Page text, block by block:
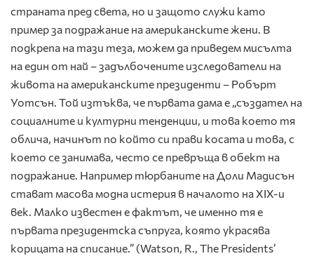
страната пред света, но и защото служи като
пример за подражание на американските жени. В
подкрепа на тази теза, можем да приведем мисълта
на един от най – задълбочените изследователи на
живота на американските президенти – Робърт
Уотсън. Той изтъква, че първата дама е „създател на
социалните и културни тенденции, и това което тя
облича, начинът по който си прави косата и това, с
което се занимава, често се превръща в обект на
подражание. Например тюрбаните на Доли Мадисън
стават масова модна истерия в началото на XIX-и
век. Малко известен е фактът, че именно тя е
първата президентска съпруга, която украсява
корицата на списание.” (Watson, R., The Presidents’